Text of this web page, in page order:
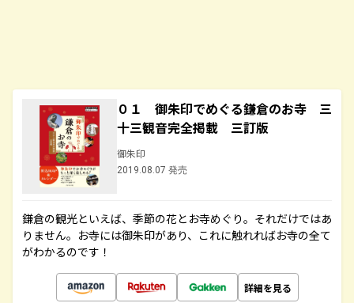
０１ 御朱印でめぐる鎌倉のお寺 三
十三観音完全掲載 三訂版
御朱印
2019.08.07 発売
鎌倉の観光といえば、季節の花とお寺めぐり。それだけではあ
りません。お寺には御朱印があり、これに触れればお寺の全て
がわかるのです！
詳細を見る